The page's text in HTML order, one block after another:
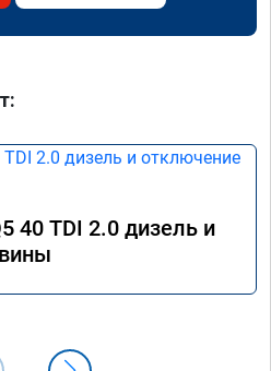
40 TDI 2.0 дизель и